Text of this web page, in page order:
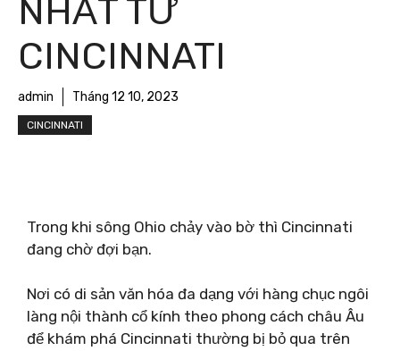
NHẤT TỪ ​​
CINCINNATI
admin Tháng 12 10, 2023
CINCINNATI
Trong khi sông Ohio chảy vào bờ thì Cincinnati
đang chờ đợi bạn.
Nơi có di sản văn hóa đa dạng với hàng chục ngôi
làng nội thành cổ kính theo phong cách châu Âu
để khám phá Cincinnati thường bị bỏ qua trên